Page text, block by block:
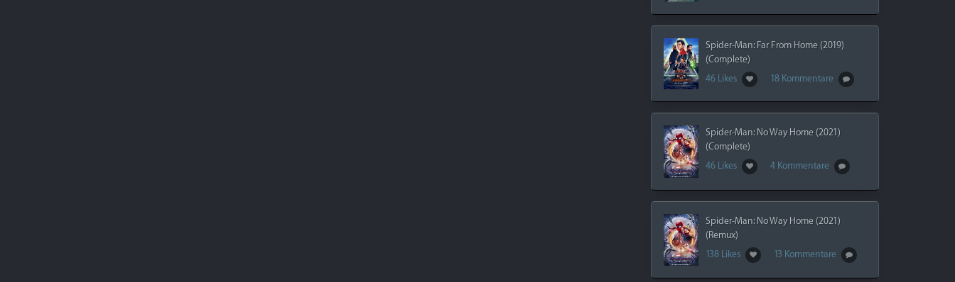
Spider-Man: Far From Home (2019)
(Complete)
46 Likes
18 Kommentare
Spider-Man: No Way Home (2021)
(Complete)
46 Likes
4 Kommentare
Spider-Man: No Way Home (2021)
(Remux)
138 Likes
13 Kommentare